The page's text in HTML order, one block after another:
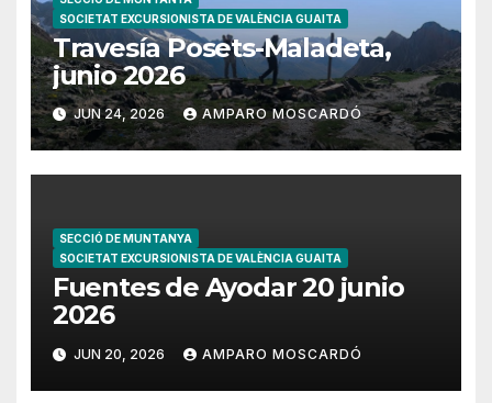
SOCIETAT EXCURSIONISTA DE VALÈNCIA GUAITA
Travesía Posets-Maladeta,
junio 2026
JUN 24, 2026 AMPARO MOSCARDÓ
SECCIÓ DE MUNTANYA
SOCIETAT EXCURSIONISTA DE VALÈNCIA GUAITA
Fuentes de Ayodar 20 junio
2026
JUN 20, 2026 AMPARO MOSCARDÓ